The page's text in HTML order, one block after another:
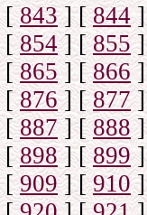
[843] [844]
[854] [855]
[865] [ 866]
[876] [877]
[887] [888]
[898] [899]
[909] [910]